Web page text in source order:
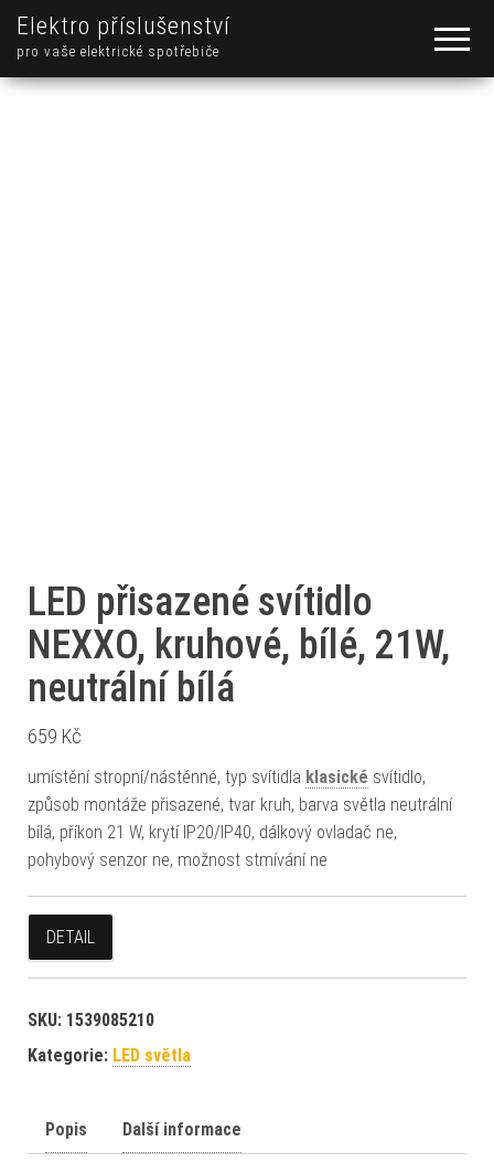
Elektro příslušenství
pro vaše elektrické spotřebiče
LED přisazené svítidlo
NEXXO, kruhové, bílé, 21W,
neutrální bílá
659 Kč
umístění stropní/nástěnné, typ svítidla klasické svítidlo,
způsob montáže přisazené, tvar kruh, barva světla neutrální
bílá, příkon 21 W, krytí IP20/IP40, dálkový ovladač ne,
pohybový senzor ne, možnost stmívání ne
DETAIL
SKU: 1539085210
Kategorie: LED světla
Popis Další informace